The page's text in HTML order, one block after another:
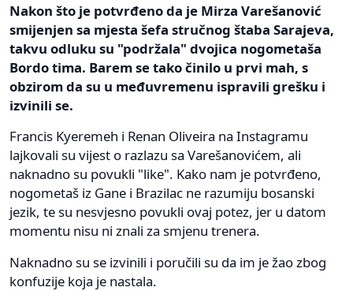
Nakon što je potvrđeno da je Mirza Varešanović
smijenjen sa mjesta šefa stručnog štaba Sarajeva,
takvu odluku su "podržala" dvojica nogometaša
Bordo tima. Barem se tako činilo u prvi mah, s
obzirom da su u međuvremenu ispravili grešku i
izvinili se.
Francis Kyeremeh i Renan Oliveira na Instagramu
lajkovali su vijest o razlazu sa Varešanovićem, ali
naknadno su povukli "like". Kako nam je potvrđeno,
nogometaš iz Gane i Brazilac ne razumiju bosanski
jezik, te su nesvjesno povukli ovaj potez, jer u datom
momentu nisu ni znali za smjenu trenera.
Naknadno su se izvinili i poručili su da im je žao zbog
konfuzije koja je nastala.